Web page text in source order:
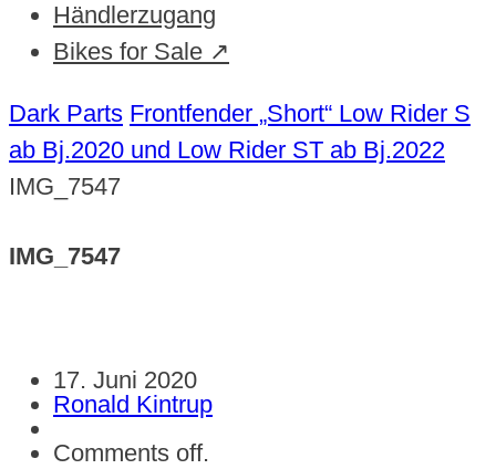
Händlerzugang
Bikes for Sale ↗
Dark Parts Frontfender „Short“ Low Rider S
ab Bj.2020 und Low Rider ST ab Bj.2022
IMG_7547
IMG_7547
17. Juni 2020
Ronald Kintrup
Comments off.